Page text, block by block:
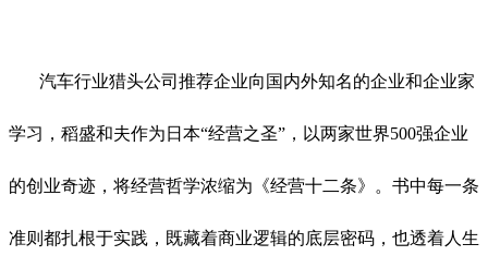
汽车行业猎头公司推荐企业向国内外知名的企业和企业家
学习，稻盛和夫作为日本“经营之圣”，以两家世界500强企业
的创业奇迹，将经营哲学浓缩为《经营十二条》。书中每一条
准则都扎根于实践，既藏着商业逻辑的底层密码，也透着人生